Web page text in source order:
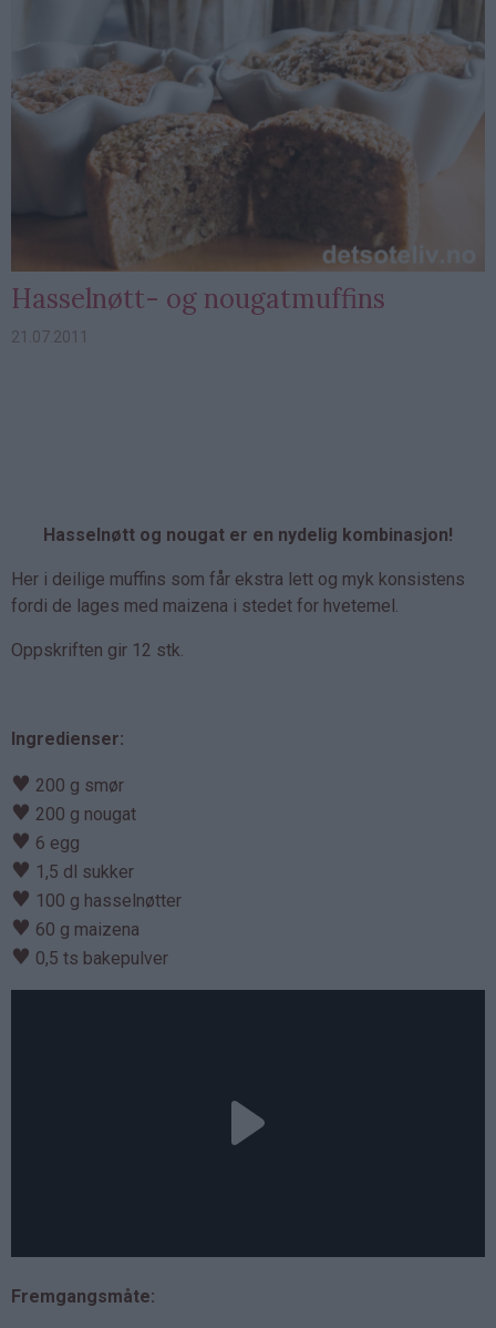
Hasselnøtt- og nougatmuffins
21.07.2011
Hasselnøtt og nougat er en nydelig kombinasjon!
Her i deilige muffins som får ekstra lett og myk konsistens
fordi de lages med maizena i stedet for hvetemel.
Oppskriften gir 12 stk.
Ingredienser:
♥ 200 g smør
♥ 200 g nougat
♥ 6 egg
♥ 1,5 dl sukker
♥ 100 g hasselnøtter
♥ 60 g maizena
♥ 0,5 ts bakepulver
Fremgangsmåte: